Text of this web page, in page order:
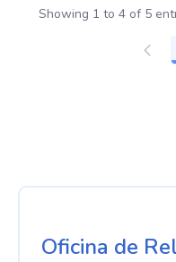
Showing 1 to 4 of 5
Oficina de